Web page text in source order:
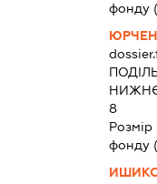
фонду
8
Розмір
фонду